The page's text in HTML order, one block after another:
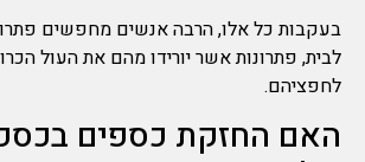
בעקבות כל אלו, הרבה אנשים מחפשים
לבית, פתרונות אשר יורידו מהם את העול
לחפציהם.
האם החזקת כספים